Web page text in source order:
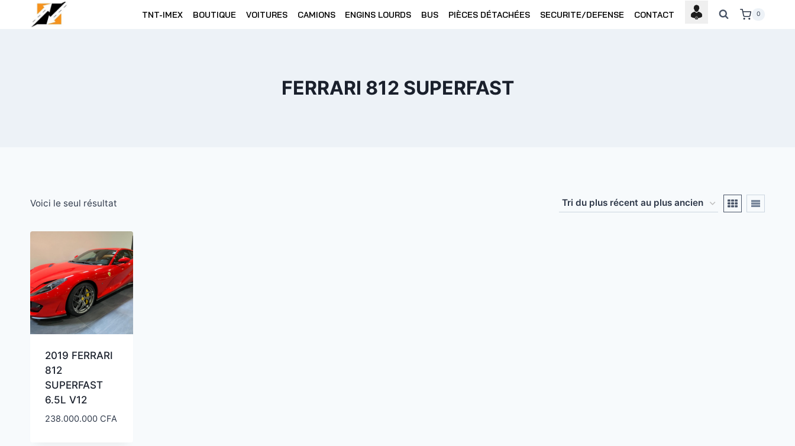
TNT-IMEX BOUTIQUE VOITURES CAMIONS ENGINS LOURDS BUS PIÈCES DÉTACHÉES SECURITE/DEFENSE CONTACT 0
FERRARI 812 SUPERFAST
Voici le seul résultat
2019 FERRARI
812
SUPERFAST
6.5L V12
238.000.000 CFA